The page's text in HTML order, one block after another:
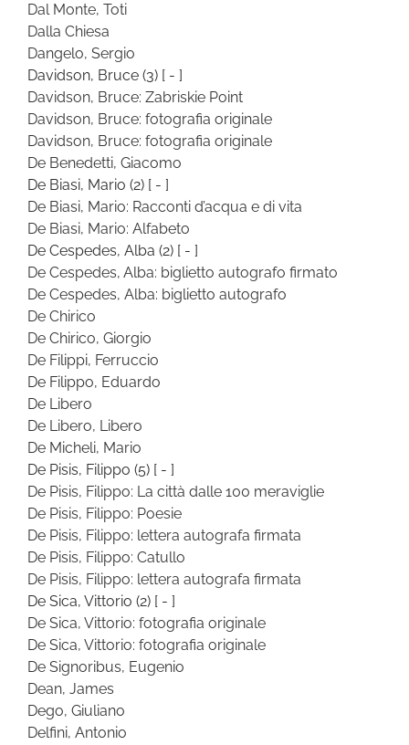
Dal Monte, Toti
Dalla Chiesa
Dangelo, Sergio
Davidson, Bruce (3) [ - ]
Davidson, Bruce: Zabriskie Point
Davidson, Bruce: fotografia originale
Davidson, Bruce: fotografia originale
De Benedetti, Giacomo
De Biasi, Mario (2) [ - ]
De Biasi, Mario: Racconti d’acqua e di vita
De Biasi, Mario: Alfabeto
De Cespedes, Alba (2) [ - ]
De Cespedes, Alba: biglietto autografo firmato
De Cespedes, Alba: biglietto autografo
De Chirico
De Chirico, Giorgio
De Filippi, Ferruccio
De Filippo, Eduardo
De Libero
De Libero, Libero
De Micheli, Mario
De Pisis, Filippo (5) [ - ]
De Pisis, Filippo: La città dalle 100 meraviglie
De Pisis, Filippo: Poesie
De Pisis, Filippo: lettera autografa firmata
De Pisis, Filippo: Catullo
De Pisis, Filippo: lettera autografa firmata
De Sica, Vittorio (2) [ - ]
De Sica, Vittorio: fotografia originale
De Sica, Vittorio: fotografia originale
De Signoribus, Eugenio
Dean, James
Dego, Giuliano
Delfini, Antonio